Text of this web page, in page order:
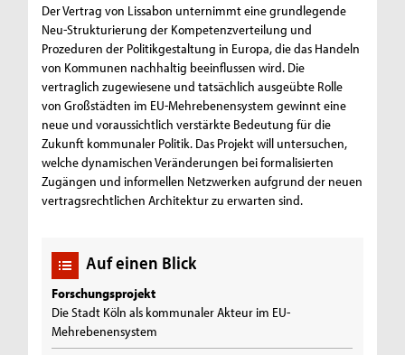
Der Vertrag von Lissabon unternimmt eine grundlegende
Neu-Strukturierung der Kompetenzverteilung und
Prozeduren der Politikgestaltung in Europa, die das Handeln
von Kommunen nachhaltig beeinflussen wird. Die
vertraglich zugewiesene und tatsächlich ausgeübte Rolle
von Großstädten im EU-Mehrebenensystem gewinnt eine
neue und voraussichtlich verstärkte Bedeutung für die
Zukunft kommunaler Politik. Das Projekt will untersuchen,
welche dynamischen Veränderungen bei formalisierten
Zugängen und informellen Netzwerken aufgrund der neuen
vertragsrechtlichen Architektur zu erwarten sind.
Auf einen Blick
Forschungsprojekt
Die Stadt Köln als kommunaler Akteur im EU-
Mehrebenensystem